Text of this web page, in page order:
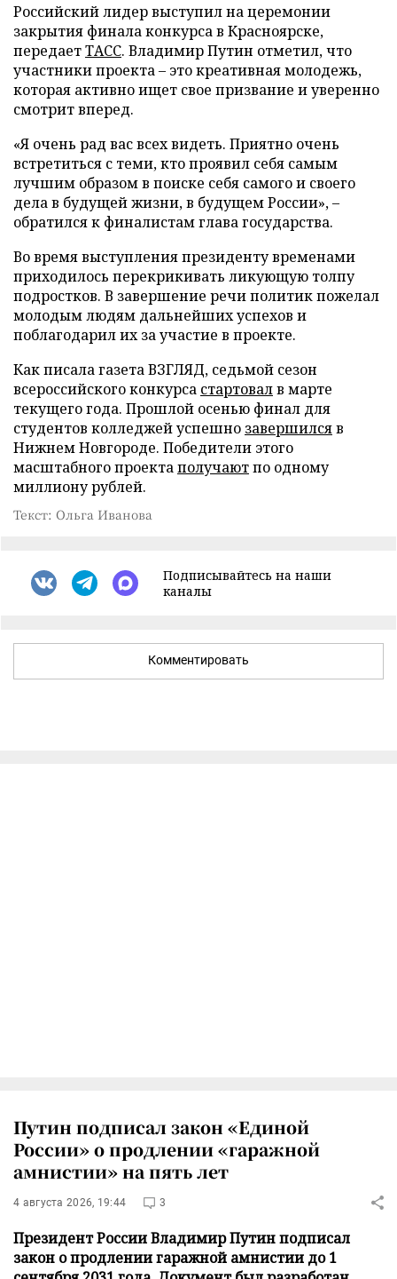
Российский лидер выступил на церемонии
закрытия финала конкурса в Красноярске,
передаетТАСС. Владимир Путин отметил, что
участники проекта – это креативная молодежь,
которая активно ищет свое призвание и уверенно
смотрит вперед.
«Я очень рад вас всех видеть. Приятно очень
встретиться с теми, кто проявил себя самым
лучшим образом в поиске себя самого и своего
дела в будущей жизни, в будущем России», –
обратился к финалистам глава государства.
Во время выступления президенту временами
приходилось перекрикивать ликующую толпу
подростков. В завершение речи политик пожелал
молодым людям дальнейших успехов и
поблагодарил их за участие в проекте.
Как писала газета ВЗГЛЯД, седьмой сезон
всероссийского конкурса стартовалв марте
текущего года. Прошлой осенью финал для
студентов колледжей успешно завершилсяв
Нижнем Новгороде. Победители этого
масштабного проектаполучаютпо одному
миллиону рублей.
Текст: Ольга Иванова
Подписывайтесь на наши
каналы
Комментировать
Путин подписал закон «Единой
России» о продлении «гаражной
амнистии» на пять лет
4 августа 2026, 19:44 3
Президент России Владимир Путин подписал
закон о продлении гаражной амнистии до 1